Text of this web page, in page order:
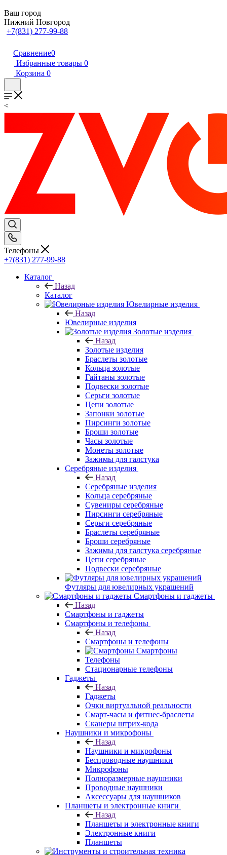
Ваш город
Нижний Новгород
+7(831) 277-99-88
Сравнение0
Избранные товары 0
Корзина 0
<
Телефоны
+7(831) 277-99-88
Каталог
Назад
Каталог
Ювелирные изделия
Назад
Ювелирные изделия
Золотые изделия
Назад
Золотые изделия
Браслеты золотые
Кольца золотые
Гайтаны золотые
Подвески золотые
Серьги золотые
Цепи золотые
Запонки золотые
Пирсинги золотые
Броши золотые
Часы золотые
Монеты золотые
Зажимы для галстука
Серебряные изделия
Назад
Серебряные изделия
Кольца серебряные
Сувениры серебряные
Пирсинги серебряные
Серьги серебряные
Браслеты серебряные
Броши серебряные
Зажимы для галстука серебряные
Цепи серебряные
Подвески серебряные
Футляры для ювелирных украшений
Смартфоны и гаджеты
Назад
Смартфоны и гаджеты
Смартфоны и телефоны
Назад
Смартфоны и телефоны
Смартфоны
Телефоны
Стационарные телефоны
Гаджеты
Назад
Гаджеты
Очки виртуальной реальности
Смарт-часы и фитнес-браслеты
Сканеры штрих-кода
Наушники и микрофоны
Назад
Наушники и микрофоны
Беспроводные наушники
Микрофоны
Полноразмерные наушники
Проводные наушники
Аксессуары для наушников
Планшеты и электронные книги
Назад
Планшеты и электронные книги
Электронные книги
Планшеты